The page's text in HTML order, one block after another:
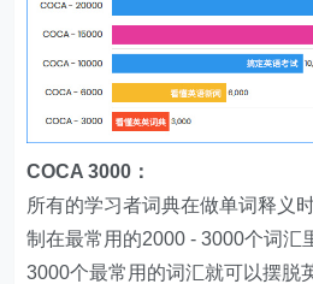
COCA 3000：
所有的学习者词典在做单词释义
制在最常用的2000 - 3000个词汇
3000个最常用的词汇就可以摆脱